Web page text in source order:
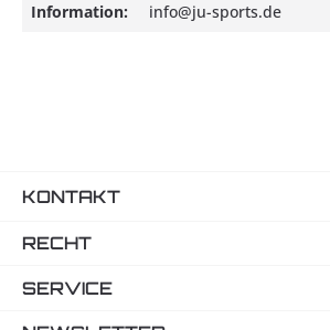
Information:
info@ju-sports.de
KONTAKT
RECHT
SERVICE